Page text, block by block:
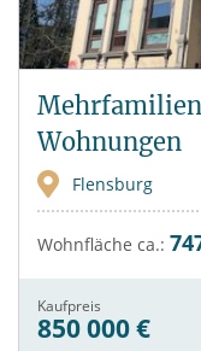
Wohnungen
Flensburg
Wohnfläche ca.:
Kaufpreis
850 000 €